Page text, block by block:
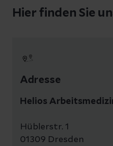
Hier finden Sie
Adresse
Helios
Hüblerstr. 1
01309 Dresden